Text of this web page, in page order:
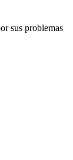
sus problemas